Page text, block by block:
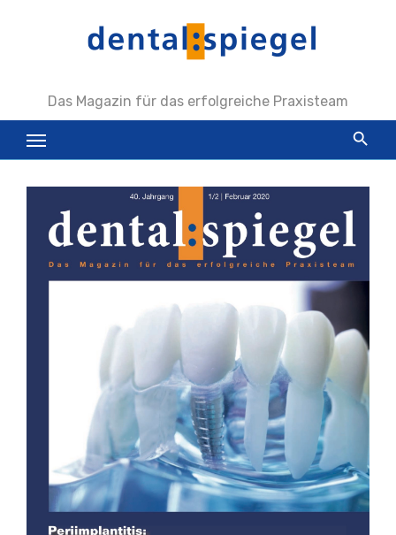
Das Magazin für das erfolgreiche Praxisteam